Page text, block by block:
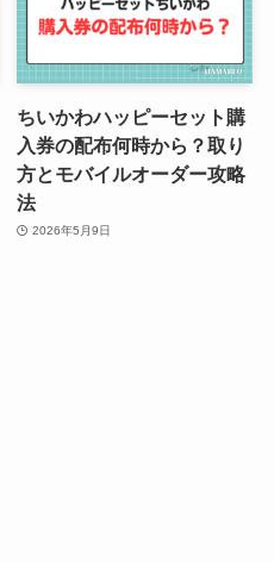
ちいかわハッピーセット購
入券の配布何時から？取り
方とモバイルオーダー攻略
法
2026年5月9日